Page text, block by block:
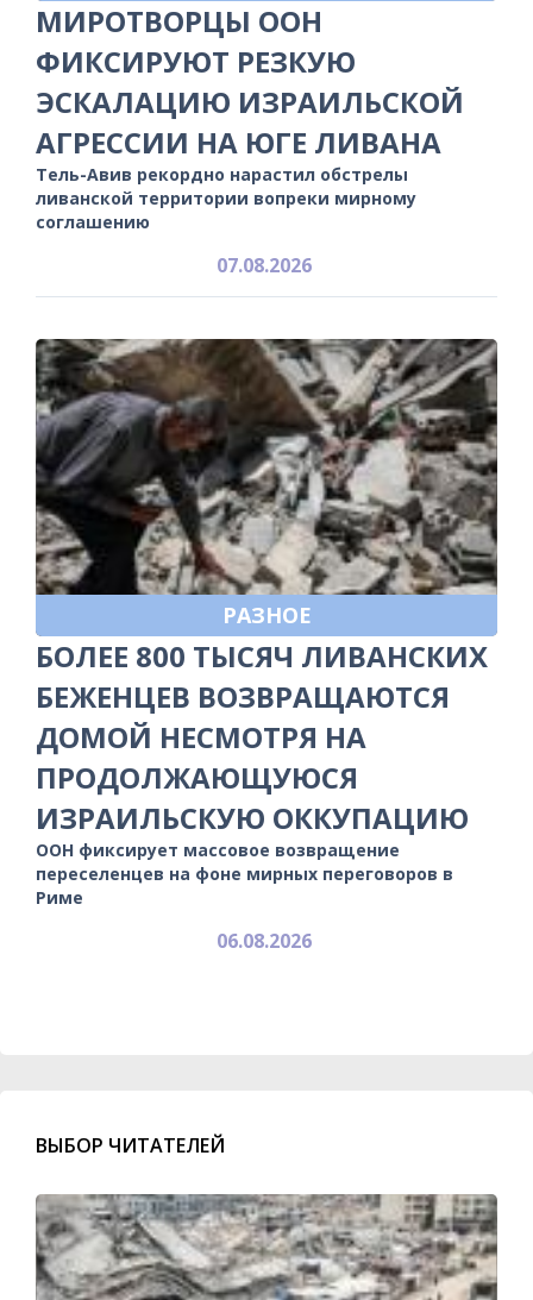
МИРОТВОРЦЫ ООН
ФИКСИРУЮТ РЕЗКУЮ
ЭСКАЛАЦИЮ ИЗРАИЛЬСКОЙ
АГРЕССИИ НА ЮГЕ ЛИВАНА
Тель-Авив рекордно нарастил обстрелы
ливанской территории вопреки мирному
соглашению
07.08.2026
РАЗНОЕ
БОЛЕЕ 800 ТЫСЯЧ ЛИВАНСКИХ
БЕЖЕНЦЕВ ВОЗВРАЩАЮТСЯ
ДОМОЙ НЕСМОТРЯ НА
ПРОДОЛЖАЮЩУЮСЯ
ИЗРАИЛЬСКУЮ ОККУПАЦИЮ
ООН фиксирует массовое возвращение
переселенцев на фоне мирных переговоров в
Риме
06.08.2026
ВЫБОР ЧИТАТЕЛЕЙ